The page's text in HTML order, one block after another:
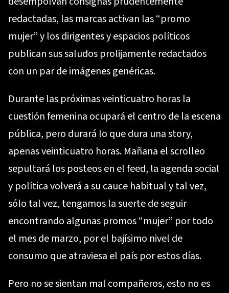
redactadas, las marcas activan las “promo
mujer” y los dirigentes y espacios políticos
publican sus saludos prolijamente redactados
con un par de imágenes genéricas.
Durante las próximas veinticuatro horas la
cuestión femenina ocupará el centro de la escena
pública, pero durará lo que dura una story,
apenas veinticuatro horas. Mañana el scrolleo
sepultará los posteos en el feed, la agenda social
y política volverá a su cauce habitual y tal vez,
sólo tal vez, tengamos la suerte de seguir
encontrando algunas promos “mujer” por todo
el mes de marzo, por el bajísimo nivel de
consumo que atraviesa el país por estos días.
Pero no se sientan mal compañeros, esto no es